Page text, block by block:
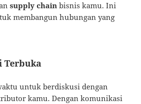
supply chain bisnis kamu. Ini
membangun hubungan yang
Terbuka
untuk berdiskusi dengan
kamu. Dengan komunikasi